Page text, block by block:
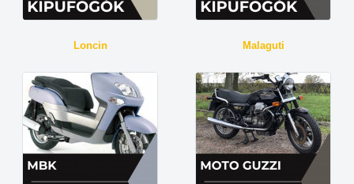
Loncin Malaguti